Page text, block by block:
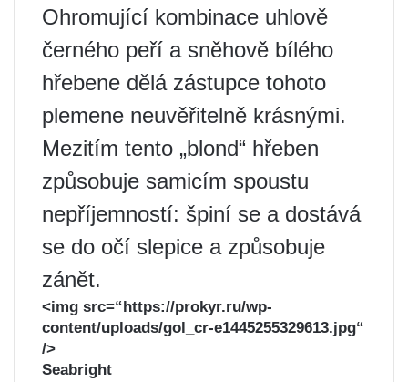
Ohromující kombinace uhlově
černého peří a sněhově bílého
hřebene dělá zástupce tohoto
plemene neuvěřitelně krásnými.
Mezitím tento „blond“ hřeben
způsobuje samicím spoustu
nepříjemností: špiní se a dostává
se do očí slepice a způsobuje
zánět.
<img src=“https://prokyr.ru/wp-
content/uploads/gol_cr-e1445255329613.jpg“
/>
Seabright